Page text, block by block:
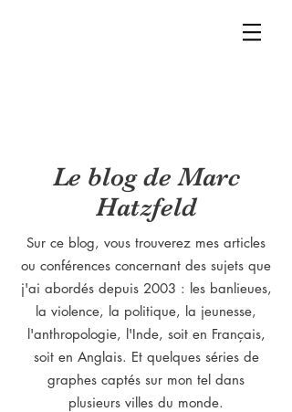
Le blog de Marc
Hatzfeld
Sur ce blog, vous trouverez mes articles
ou conférences concernant des sujets que
j'ai abordés depuis 2003 : les banlieues,
la violence, la politique, la jeunesse,
l'anthropologie, l'Inde, soit en Français,
soit en Anglais. Et quelques séries de
graphes captés sur mon tel dans
plusieurs villes du monde.